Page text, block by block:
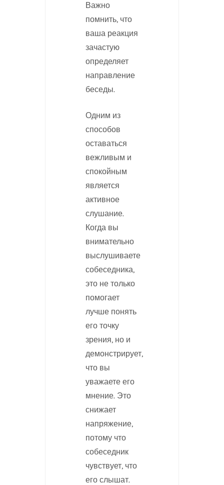
Важно
помнить, что
ваша реакция
зачастую
определяет
направление
беседы.
Одним из
способов
оставаться
вежливым и
спокойным
является
активное
слушание.
Когда вы
внимательно
выслушиваете
собеседника,
это не только
помогает
лучше понять
его точку
зрения, но и
демонстрирует,
что вы
уважаете его
мнение. Это
снижает
напряжение,
потому что
собеседник
чувствует, что
его слышат.